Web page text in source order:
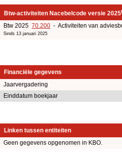
Btw-activiteiten Nacebelcode versie 2025
Btw 2025 70.200 - Activiteiten van
Sinds 13 januari 2025
Financiële gegevens
Jaarvergadering
Einddatum boekjaar
Linken tussen entiteiten
Geen gegevens opgenomen in KBO.